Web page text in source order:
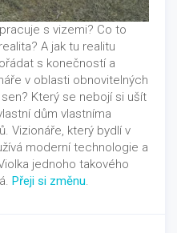
s vizemi? Co to
A jak tu realitu
s konečností a
v oblasti obnovitelných
Který se nebojí si ušít
dům vlastníma
Vizionáře, který bydlí v
moderní technologie a
jednoho takového
Přeji si změnu.